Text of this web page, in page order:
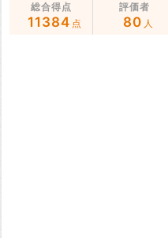
総合得点
11384 点
評価者
80 人